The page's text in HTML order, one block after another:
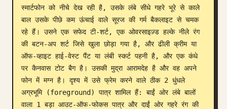
अपडेट
स्मार्टफोन को नीचे देख रही है, उसके लंबे सीधे गहरे भूरे से काले
बाल उसके पीछे कम ऊंचाई वाले सूरज की गर्म बैकलाइट से चमक
रहे हैं। उसने एक सफेद टी-शर्ट, एक ओवरसाइज़्ड हल्के नीले रंग
की बटन-अप शर्ट जिसे खुला छोड़ा गया है, और ढीली क्रीम या
ऑफ-व्हाइट हाई-वेस्ट पैंट या लंबी स्कर्ट पहनी है, और एक कंधे
पर कैनवास टोट बैग है। उसकी मुद्रा आरामदेह है और वह अपने
फोन में मग्न है। दृश्य में उसे फ्रेम करने वाले ठीक 2 धुंधले
अग्रभूमि (foreground) पात्र शामिल हैं: बाईं ओर लंबे बालों
वाला 1 बड़ा आउट-ऑफ-फोकस पात्र और दाईं ओर गहरे रंग की